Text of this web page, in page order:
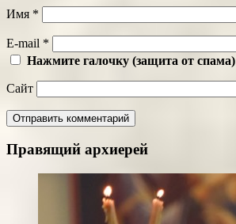
Имя *
E-mail *
Нажмите галочку (защита от спама)
Сайт
Правящий архиерей